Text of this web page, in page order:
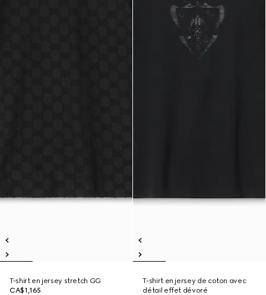
T-shirt en jersey stretch GG
CA$1,165
T-shirt en jersey de coton avec
détail effet dévoré